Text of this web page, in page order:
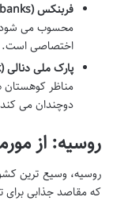
فربنکس (Fairbanks):
محسوب می شود
اختصاصی است.
پارک ملی دنالی (Denali National Park):
مناظر کوهستان
دوچندان می
روسیه: از
روسیه، وسیع ترین
که مقاصد جذابی برای